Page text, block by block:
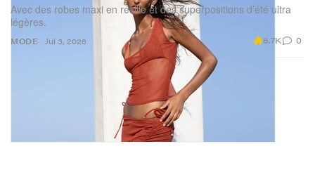
MODE
Avec des robes maxi en résille et des superpositions d’été ultra
légères.
Jul 3, 2026 8.7K 0